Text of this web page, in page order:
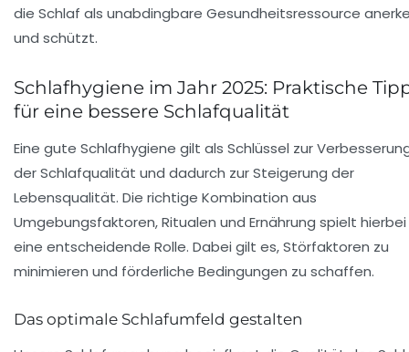
die Schlaf als unabdingbare Gesundheitsressource
und schützt.
Schlafhygiene im Jahr 2025: Praktische
für eine bessere Schlafqualität
Eine gute Schlafhygiene gilt als Schlüssel zur
der Schlafqualität und dadurch zur Steigerung der
Lebensqualität. Die richtige Kombination aus
Umgebungsfaktoren, Ritualen und Ernährung spielt hierbei
eine entscheidende Rolle. Dabei gilt es, Störfaktoren zu
minimieren und förderliche Bedingungen zu schaffen.
Das optimale Schlafumfeld gestalten